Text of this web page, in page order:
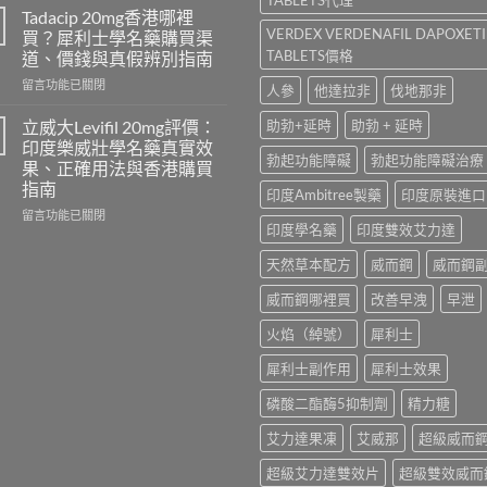
勁
怎
麼
選？
2026
效
果、
價
錢、
副
作
學
名
藥
邊
隻
Cenforce-
100、
Kamagra
與
Kamagra
Oral
Tadacip 20mg香港哪裡
買？犀利士學名藥購買渠
道、價錢與真假辨別指南
在
20mg
香
港
哪
裡
買？
留言功能已關閉
立威大Levifil 20mg評價：
印度樂威壯學名藥真實效
果、正確用法與香港購買
指南
在
留言功能已關閉
VERDEX VERDENAFIL
TABLETS價格
人參
他達拉非
伐地那非
助勃+延時
助勃 + 延時
勃起功能障礙
勃起功能障礙治療
印度Ambitree製藥
印度原裝進口
印度學名藥
印度雙效艾力達
天然草本配方
威而鋼
威而鋼
威而鋼哪裡買
改善早洩
早泄
火焰（綽號）
犀利士
犀利士副作用
犀利士效果
磷酸二酯酶5抑制劑
精力糖
艾力達果凍
艾威那
超級威而鋼
超級艾力達雙效片
超級雙效威而